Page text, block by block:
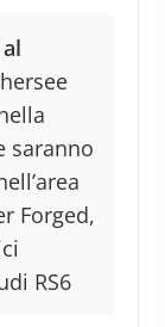
saranno
Forged,
RS6